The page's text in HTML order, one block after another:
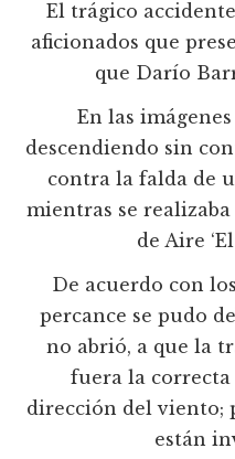
El trágico
aficionados que
que Darío
En las
descendiendo sin
contra la falda de
mientras se
de Aire
De acuerdo con
percance se pudo
no abrió, a que la
fuera la
dirección del viento;
están